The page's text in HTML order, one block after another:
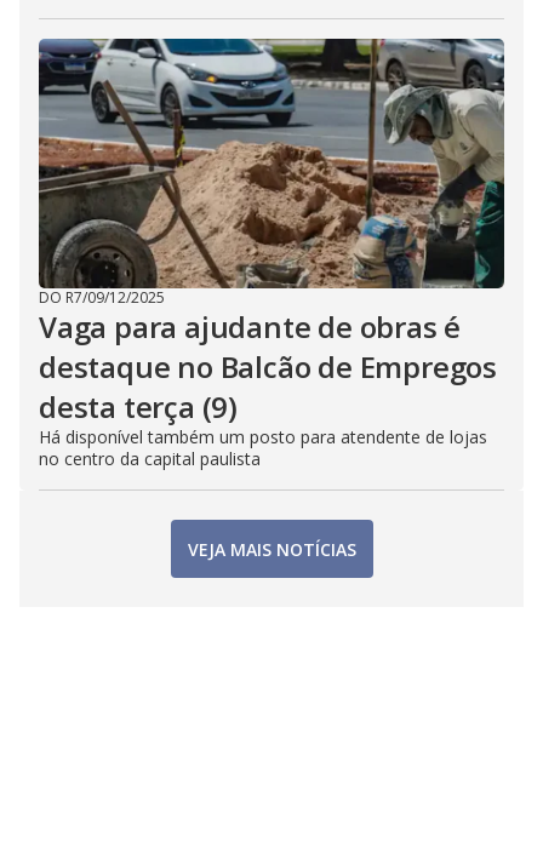
DO R7/09/12/2025
Vaga para ajudante de obras é
destaque no Balcão de Empregos
desta terça (9)
Há disponível também um posto para atendente de lojas
no centro da capital paulista
VEJA MAIS NOTÍCIAS